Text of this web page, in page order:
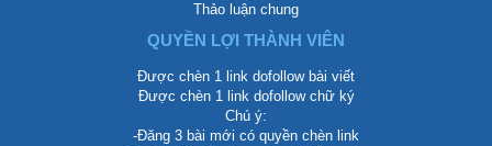
Thảo luận chung
QUYỀN LỢI THÀNH VIÊN
Được chèn 1 link dofollow bài viết
Được chèn 1 link dofollow chữ ký
Chú ý:
-Đăng 3 bài mới có quyền chèn link